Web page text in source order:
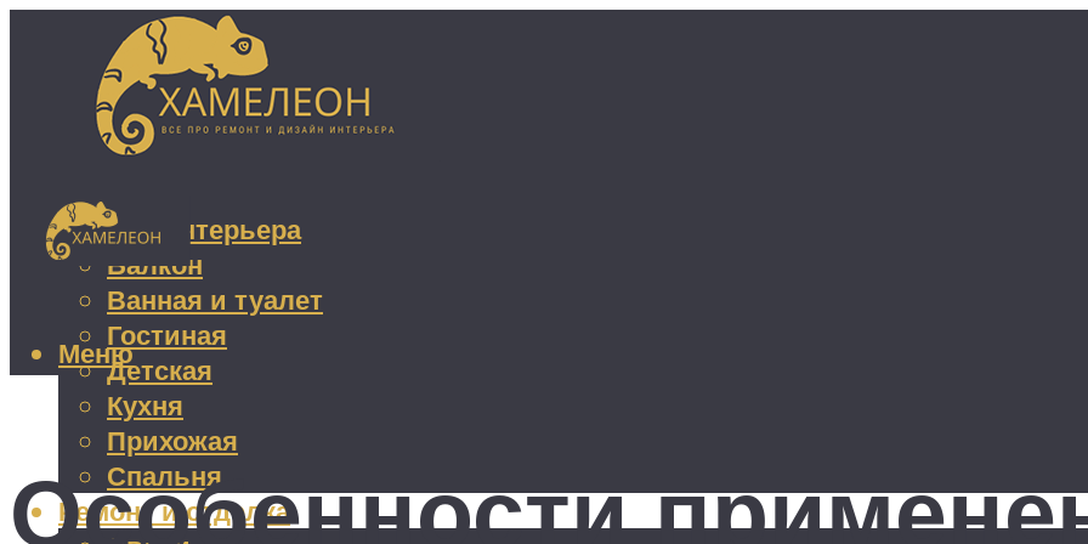
Дизайн интерьера
Балкон
Ванная и туалет
Гостиная
Детская
Кухня
Прихожая
Спальня
Ремонт и отделка
Меню
Особенности